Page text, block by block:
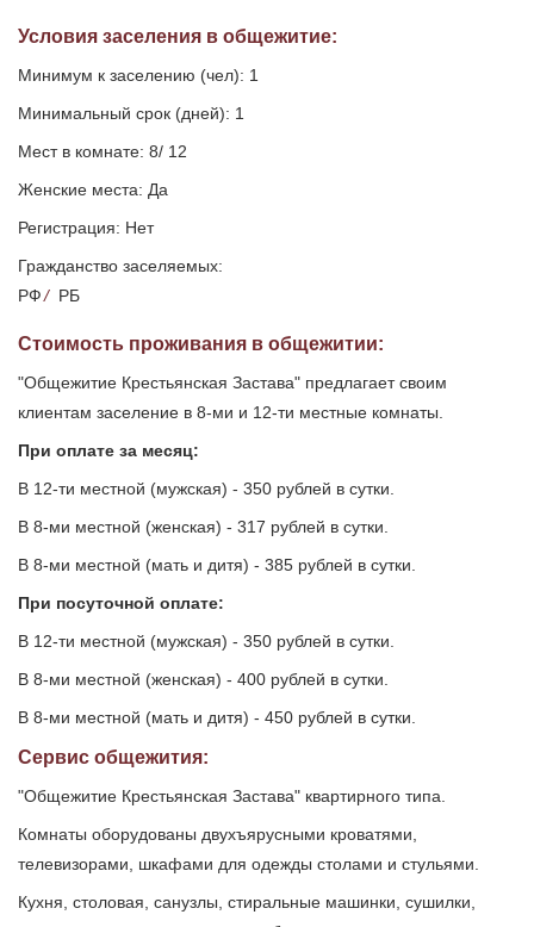
Условия заселения в общежитие:
Минимум к заселению (чел): 1
Минимальный срок (дней): 1
Мест в комнате: 8/ 12
Женские места: Да
Регистрация: Нет
Гражданство заселяемых:
РФ/ РБ
Стоимость проживания в общежитии:
"Общежитие Крестьянская Застава" предлагает своим
клиентам заселение в 8-ми и 12-ти местные комнаты.
При оплате за месяц:
В 12-ти местной (мужская) - 350 рублей в сутки.
В 8-ми местной (женская) - 317 рублей в сутки.
В 8-ми местной (мать и дитя) - 385 рублей в сутки.
При посуточной оплате:
В 12-ти местной (мужская) - 350 рублей в сутки.
В 8-ми местной (женская) - 400 рублей в сутки.
В 8-ми местной (мать и дитя) - 450 рублей в сутки.
Сервис общежития:
"Общежитие Крестьянская Застава" квартирного типа.
Комнаты оборудованы двухъярусными кроватями,
телевизорами, шкафами для одежды столами и стульями.
Кухня, столовая, санузлы, стиральные машинки, сушилки,